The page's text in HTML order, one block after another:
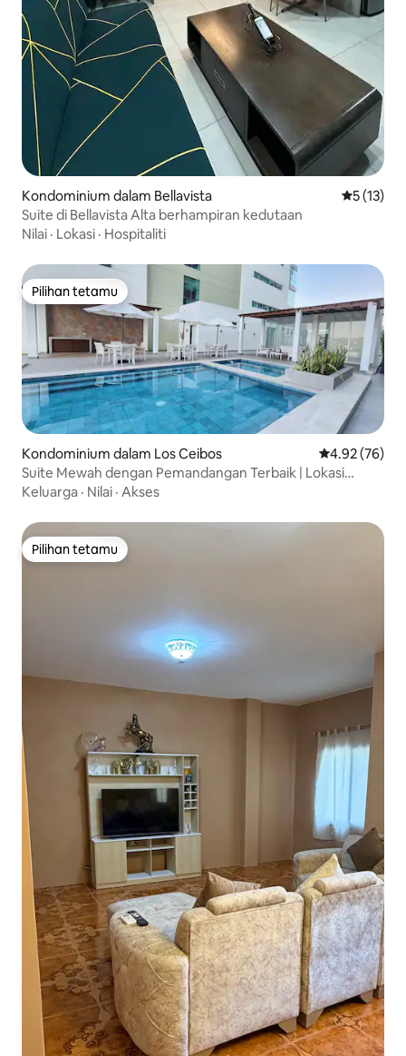
Kondominium dalam Bellavista
5 (13)
Suite di Bellavista Alta berhampiran kedutaan
Nilai · Lokasi · Hospitaliti
Pilihan tetamu
Pilihan tetamu
Kondominium dalam Los Ceibos Penarafan
4.92 (76)
Suite Mewah dengan Pemandangan Terbaik | Lokasi
Utama
Keluarga · Nilai · Akses
Pilihan tetamu
Pilihan tetamu